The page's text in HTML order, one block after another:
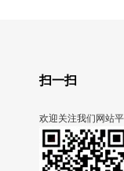
扫一扫
欢迎关注我们网站